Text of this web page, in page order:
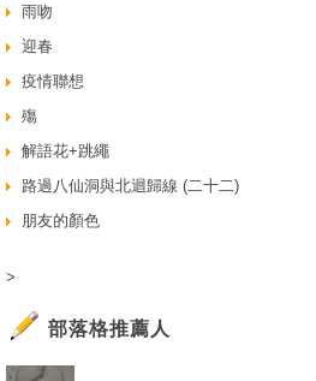
雨吻
迎春
疫情聯想
殤
解語花+跳繩
路過八仙洞與北迴歸線 (二十二)
朋友的顏色
>
部落格推薦人